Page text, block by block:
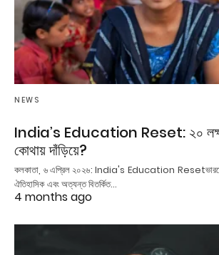
NEWS
India’s Education Reset: ২০ লক্ষ
কোথায় দাঁড়িয়ে?
কলকাতা, ৬ এপ্রিল ২০২৬: India's Education
ঐতিহাসিক এবং অত্যন্ত বিতর্কিত…
4 months ago